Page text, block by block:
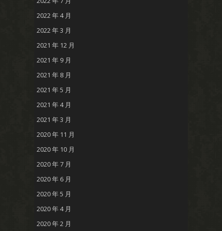
2022 年 4 月
2022 年 3 月
2021 年 12 月
2021 年 9 月
2021 年 8 月
2021 年 5 月
2021 年 4 月
2021 年 3 月
2020 年 11 月
2020 年 10 月
2020 年 7 月
2020 年 6 月
2020 年 5 月
2020 年 4 月
2020 年 2 月